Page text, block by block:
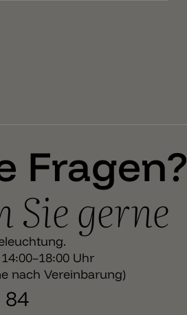
Fragen?
gerne
Uhr
nach Vereinbarung)
84